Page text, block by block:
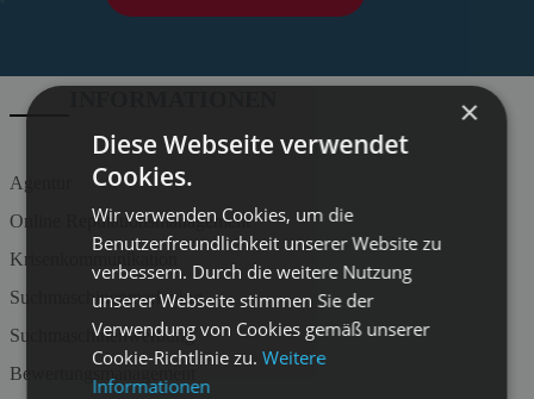
Agentur
Online Reputationsmanagement
Krisenkommunikation
Suchmaschinenmarketing
Suchmaschinenwerbung
Bewertungsmanagement
×
Diese Webseite verwendet
Cookies.
Wir verwenden Cookies, um die
Benutzerfreundlichkeit unserer Website zu
verbessern. Durch die weitere Nutzung
unserer Webseite stimmen Sie der
Verwendung von Cookies gemäß unserer
Cookie-Richtlinie zu.Weitere
Informationen